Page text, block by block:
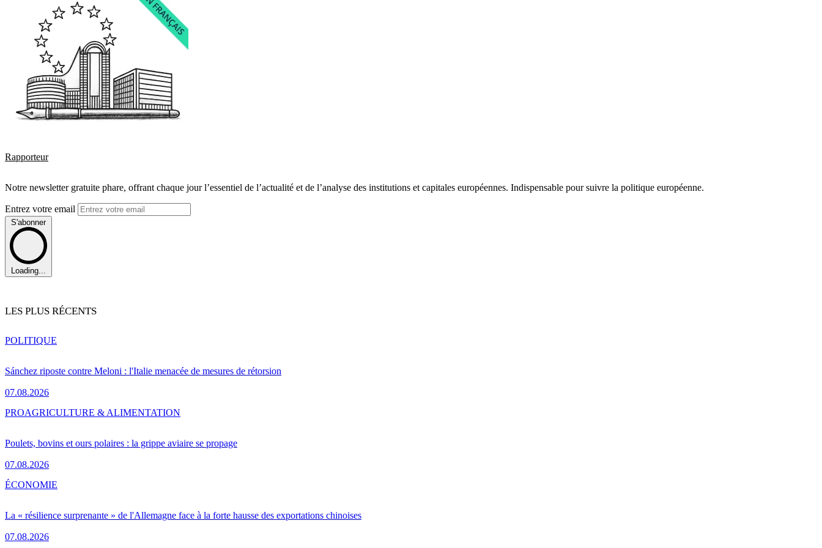
Rapporteur
Notre newsletter gratuite phare, offrant chaque jour l’essentiel de l’actualité et de l’analyse des institutions et capitales européennes. Indispensable pour suivre la politique européenne.
Entrez votre email
S'abonner
Loading...
LES PLUS RÉCENTS
Sánchez riposte contre Meloni : l'Italie menacée de mesures de rétorsion
07.08.2026
POLITIQUE
Poulets, bovins et ours polaires : la grippe aviaire se propage
07.08.2026
PROAGRICULTURE & ALIMENTATION
La « résilience surprenante » de l'Allemagne face à la forte hausse des exportations chinoises
07.08.2026
ÉCONOMIE